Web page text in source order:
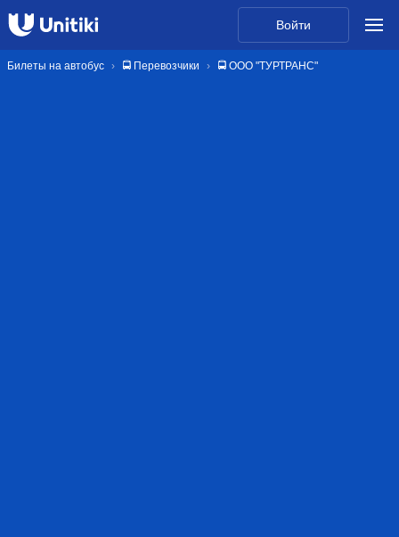
Войти
Билеты на автобус 🚍 Перевозчики 🚍 ООО "ТУРТРАНС"